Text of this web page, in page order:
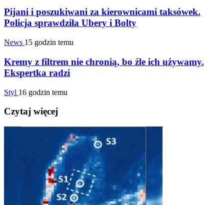
Pijani i poszukiwani za kierownicami taksówek.
Policja sprawdziła Ubery i Bolty
News 15 godzin temu
Kremy z filtrem nie chronią, bo źle ich używamy.
Ekspertka radzi
Styl 16 godzin temu
Czytaj więcej